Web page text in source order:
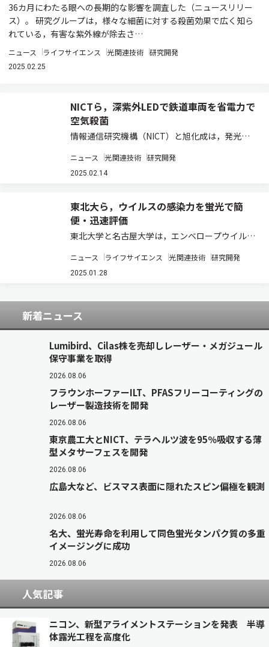
36カ月にわたる眼への長期的な影響を調査した（ニュースリリー
ス）。 研究グループは，様々な細菌に対する殺菌効果で広く知ら
れている，有害な紫外線が除去さ…
ニュース ライフサイエンス 光関連技術 研究開発
2025.02.25
NICTら，深紫外LEDで鉄道車両を省電力で
空気殺菌
情報通信研究機構（NICT）と旭化成は，発光波
車両用空気殺菌モジュールを開発し，静岡鉄道の
実運行中の鉄道車両内への搭載を実証した（ニュ
ニュース 光関連技術 研究開発
2025.02.14
東北大ら，ウイルスの感染力を蛍光で簡
便・迅速評価
東北大学と名古屋大学は，エンベロープウイルス
ブ（M2-NR）の開発に成功した（ニュースリリー
ス）。 ウイルス解析には，一般には抗体法とPCR
ニュース ライフサイエンス 光関連技術 研究開発
2025.01.28
新着ニュース
Lumibird、Cilas株を売却しレーザー・メガジュール
保守事業を取得
2026.08.06
フラウンホーファーILT、PFASフリーコーティングの
レーザー製造技術を開発
2026.08.06
東京農工大とNICT、テラヘルツ波を95％吸収する薄
型メタサーフェスを開発
2026.08.06
広島大など、ビスマス表面に隠れたスピン偏極を観測
2026.08.06
名大、蛍光寿命を利用して同色蛍光タンパク質の多重
イメージングに成功
2026.08.06
人気記事
ニコン、新型アライメントステーションを発表 半導
体露光工程を高度化